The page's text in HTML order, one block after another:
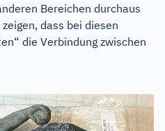
Bereichen durchaus
dass bei diesen
die Verbindung zwischen